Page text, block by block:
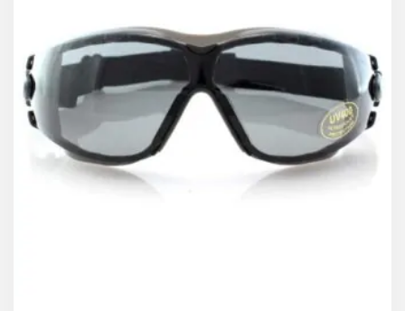
31013/32432, STANAG 4296/2920
Φάσμα Προστασίας Φακών Laser 694/830–860/1064
offers a protection in wide spectral of laser
wavelengths DIR 694 LB4 / DIR 830–860 LB3 /DIR 1064
LB4.
532/694/1064 offers wide range of most commonly
used laser wavelengths DIR 532 LB4 / DIR 694 LB4 /